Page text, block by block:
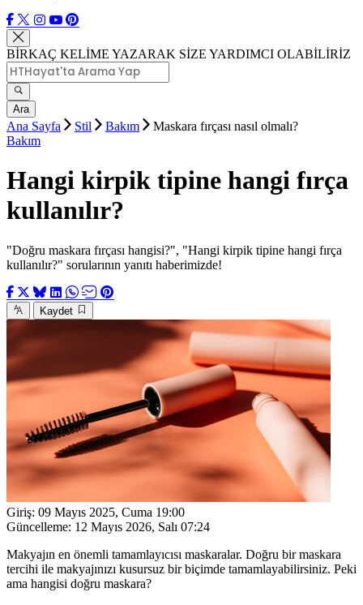
BİRKAÇ KELİME YAZARAK SİZE YARDIMCI OLABİLİRİZ
Ara
Ana Sayfa Stil Bakım
Maskara fırçası nasıl olmalı?
Bakım
Hangi kirpik tipine hangi fırça
kullanılır?
"Doğru maskara fırçası hangisi?", "Hangi kirpik tipine hangi fırça
kullanılır?" sorularının yanıtı haberimizde!
Kaydet
Giriş: 09 Mayıs 2025, Cuma 19:00
Güncelleme: 12 Mayıs 2026, Salı 07:24
Makyajın en önemli tamamlayıcısı maskaralar. Doğru bir maskara
tercihi ile makyajınızı kusursuz bir biçimde tamamlayabilirsiniz. Peki
ama hangisi doğru maskara?